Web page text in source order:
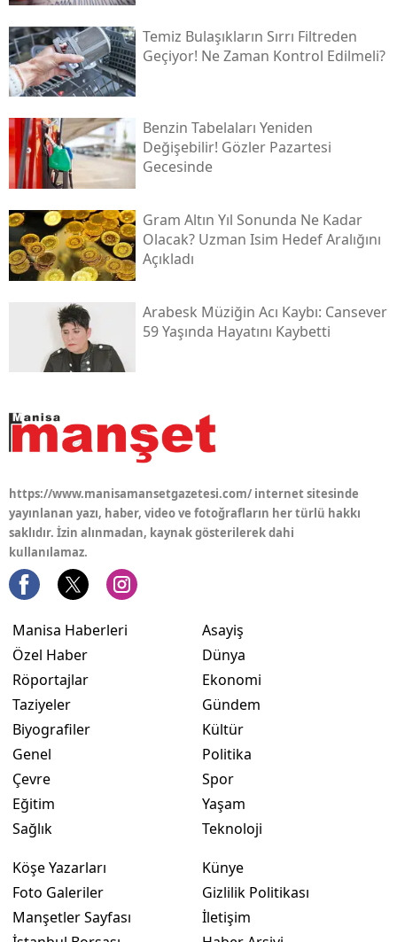
Temiz Bulaşıkların Sırrı Filtreden
Geçiyor! Ne Zaman Kontrol Edilmeli?
Benzin Tabelaları Yeniden
Değişebilir! Gözler Pazartesi
Gecesinde
Gram Altın Yıl Sonunda Ne Kadar
Olacak? Uzman Isim Hedef Aralığını
Açıkladı
Arabesk Müziğin Acı Kaybı: Cansever
59 Yaşında Hayatını Kaybetti
https://www.manisamansetgazetesi.com/ internet sitesinde
yayınlanan yazı, haber, video ve fotoğrafların her türlü hakkı
saklıdır. İzin alınmadan, kaynak gösterilerek dahi
kullanılamaz.
Manisa Haberleri
Özel Haber
Röportajlar
Taziyeler
Biyografiler
Genel
Çevre
Eğitim
Sağlık
Asayiş
Dünya
Ekonomi
Gündem
Kültür
Politika
Spor
Yaşam
Teknoloji
Köşe Yazarları
Foto Galeriler
Manşetler Sayfası
Künye
Gizlilik Politikası
İletişim